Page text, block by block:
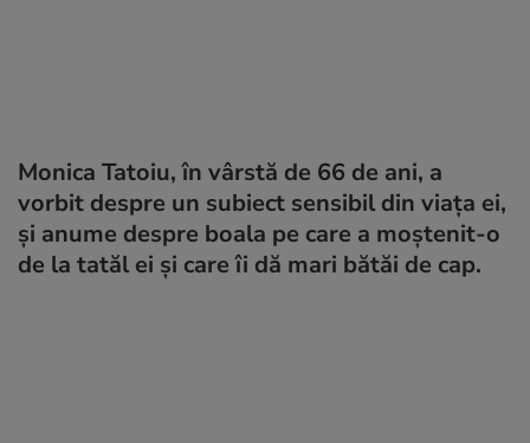
Monica Tatoiu, în vârstă de 66 de ani, a
vorbit despre un subiect sensibil din viața ei,
și anume despre boala pe care a moștenit-o
de la tatăl ei și care îi dă mari bătăi de cap.